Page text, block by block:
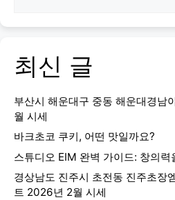
최신 글
부산시 해운대구 중동 해운대경남
월 시세
바크초코 쿠키, 어떤 맛일까요?
스튜디오 EIM 완벽 가이드: 창의력
경상남도 진주시 초전동 진주초장
트 2026년 2월 시세